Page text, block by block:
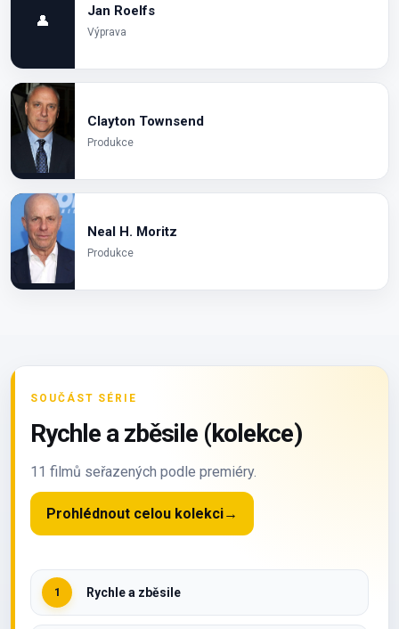
👤
Jan Roelfs
Výprava
Clayton Townsend
Produkce
Neal H. Moritz
Produkce
SOUČÁST SÉRIE
Rychle a zběsile (kolekce)
11 filmů seřazených podle premiéry.
Prohlédnout celou kolekci→
1 Rychle a zběsile